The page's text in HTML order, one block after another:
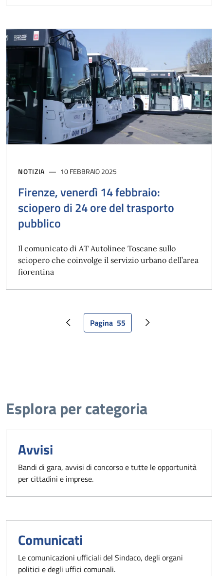
NOTIZIA 10 FEBBRAIO 2025
Firenze, venerdì 14 febbraio:
sciopero di 24 ore del trasporto
pubblico
Il comunicato di AT Autolinee Toscane sullo
sciopero che coinvolge il servizio urbano dell’area
fiorentina
Pagina precedentePagina attuale
Pagina 55 Pagina successiva
Esplora per categoria
Avvisi
Bandi di gara, avvisi di concorso e tutte le opportunità
per cittadini e imprese.
Comunicati
Le comunicazioni ufficiali del Sindaco, degli organi
politici e degli uffici comunali.